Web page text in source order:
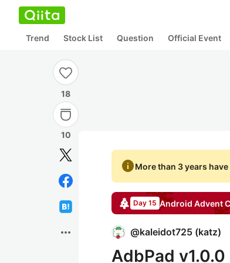
Trend Stock List Question Official Event
18
10
more_horiz
infoMore than 3 years
Day 15 Android Advent
@kaleidot725 (katz)
AdbPad v1.0.0